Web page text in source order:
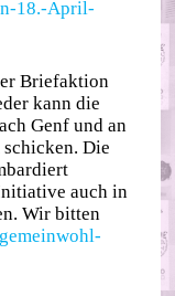
18.-April-
Briefaktion
kann die
Genf und an
Die
auch in
Wir bitten